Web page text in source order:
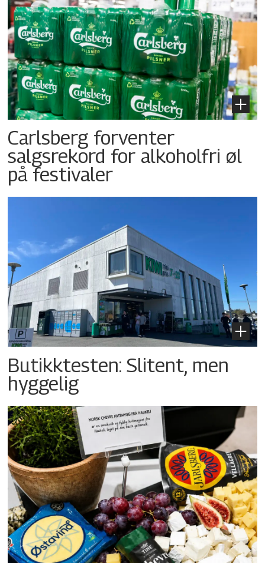
Carlsberg forventer
salgsrekord for alkoholfri øl
på festivaler
Butikktesten: Slitent, men
hyggelig